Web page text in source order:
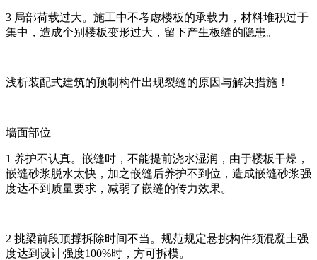
3 局部荷载过大。施工中不考虑楼板的承载力，材料堆积过于
集中，造成个别楼板变形过大，留下产生板缝的隐患。
浅析装配式建筑的预制构件出现裂缝的原因与解决措施！
墙面部位
1 养护不认真。嵌缝时，不能提前浇水湿润，由于楼板干燥，
嵌缝砂浆脱水太快，加之嵌缝后养护不到位，造成嵌缝砂浆强
度达不到质量要求，减弱了嵌缝的传力效果。
2 挑梁前段顶撑拆除时间不当。规范规定悬挑构件须混凝土强
度达到设计强度100%时，方可拆模。